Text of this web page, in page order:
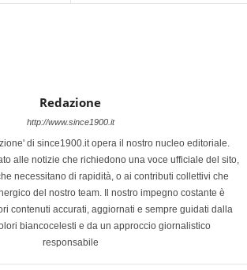
Redazione
http://www.since1900.it
di since1900.it opera il nostro nucleo editoriale.
alle notizie che richiedono una voce ufficiale del sito,
necessitano di rapidità, o ai contributi collettivi che
del nostro team. Il nostro impegno costante è
contenuti accurati, aggiornati e sempre guidati dalla
biancocelesti e da un approccio giornalistico
responsabile